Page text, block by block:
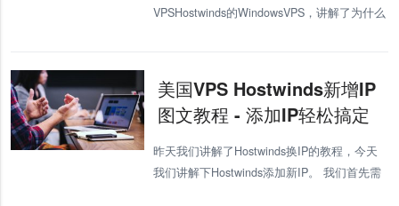
VPSHostwinds的WindowsVPS，讲解了为什么
美国VPS Hostwinds新增IP
图文教程 - 添加IP轻松搞定
昨天我们讲解了Hostwinds换IP的教程，今天
我们讲解下Hostwinds添加新IP。 我们首先需